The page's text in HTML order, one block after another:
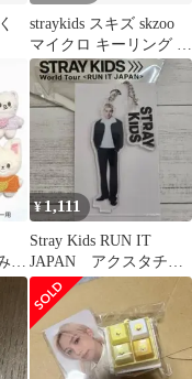
straykids スキズ skzoo
マイクロ キーリング ト
レカ セット
用
¥1,111
Stray Kids RUN IT
JAPAN アクスタチャ
ーム バンチャン